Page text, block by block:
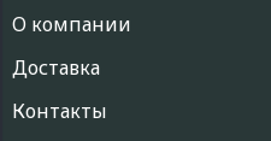
О компании
Доставка
Контакты